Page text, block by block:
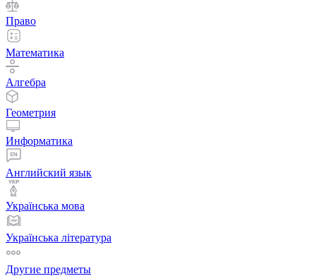
Право
Математика
Алгебра
Геометрия
Информатика
Английский язык
Українська мова
Українська література
Другие предметы